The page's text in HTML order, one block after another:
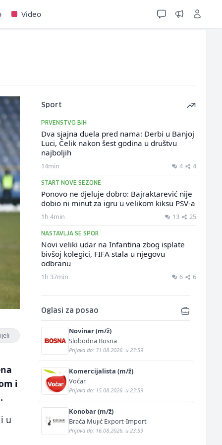
Video
i
u
Sport
PRVENSTVO BIH
Dva sjajna duela pred nama: Derbi u Banjoj
Luci, Čelik nakon šest godina u društvu
najboljih
14min 4 4
START NOVE SEZONE
Ponovo ne djeluje dobro: Bajraktarević nije
dobio ni minut za igru u velikom kiksu PSV-a
1h 4min 13 25
NASTAVLJA SE SPOR
Novi veliki udar na Infantina zbog isplate
bivšoj kolegici, FIFA stala u njegovu
odbranu
1h 37min 6 6
Oglasi za posao
Novinar (m/ž)
Slobodna Bosna
Prijava do: 31.08.2026. u 23:59
Komercijalista (m/ž)
Voćar
Prijava do: 15.08.2026. u 23:59
Konobar (m/ž)
Braća Mujić Export-Import
Prijava do: 16.08.2026. u 23:59